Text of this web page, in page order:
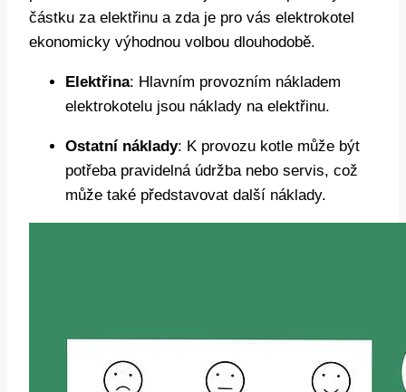
částku​ za elektřinu a zda je pro vás elektrokotel
ekonomicky výhodnou volbou dlouhodobě.
Elektřina: Hlavním provozním nákladem
elektrokotelu jsou náklady ⁣na ⁢elektřinu.
Ostatní náklady: K‌ provozu kotle může být
potřeba pravidelná údržba nebo servis, což
může také představovat další náklady.